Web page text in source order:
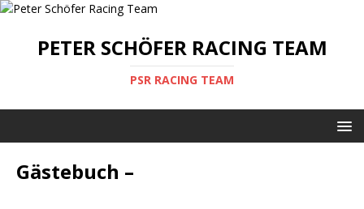
PETER SCHÖFER RACING TEAM
PSR RACING TEAM
Gästebuch –